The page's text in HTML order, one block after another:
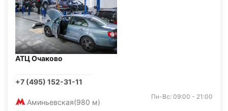
АТЦ Очаково
+7 (495) 152-31-11
Аминьевская(980 м)
Пн-Вс: 09:00 - 21:00